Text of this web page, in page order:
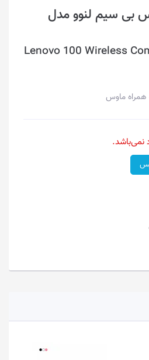
بی سیم لنوو مدل
Lenovo 100 Wireless
همراه ماوس
نمی‌باشد.